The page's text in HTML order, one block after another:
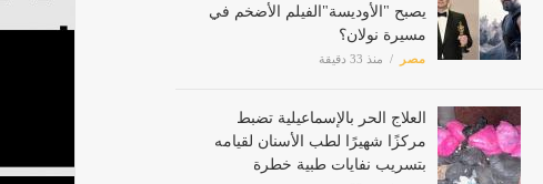
يصبح "الأوديسة"الفيلم الأضخم في
مسيرة نولان؟
مصر منذ 33 دقيقة
العلاج الحر بالإسماعيلية تضبط
مركزًا شهيرًا لطب الأسنان لقيامه
بتسريب نفايات طبية خطرة